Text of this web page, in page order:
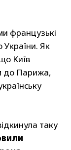
французькі
України. Як
Київ
до Парижа,
таку